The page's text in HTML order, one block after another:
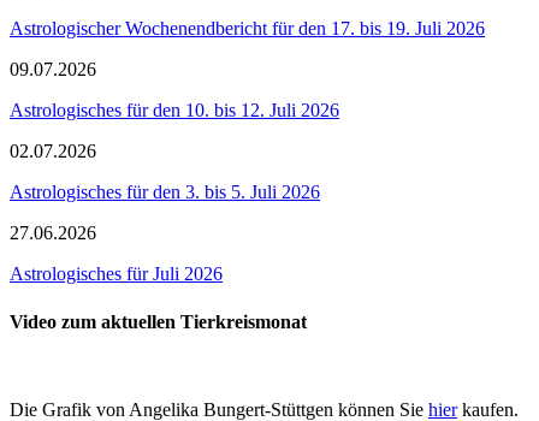
Astrologischer Wochenendbericht für den 17. bis 19. Juli 2026
09.07.2026
Astrologisches für den 10. bis 12. Juli 2026
02.07.2026
Astrologisches für den 3. bis 5. Juli 2026
27.06.2026
Astrologisches für Juli 2026
Video zum aktuellen Tierkreismonat
Die Grafik von Angelika Bungert-Stüttgen können Sie hierkaufen.